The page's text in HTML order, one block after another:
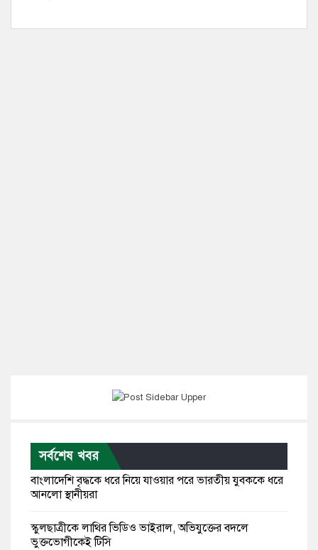
সর্বশেষ খবর
বাংলাদেশি বৃদ্ধকে ধরে নিয়ে যাওয়ার পরে ভারতীয় যুবককে ধরে
আনলো স্থানীয়রা
স্কুলছাত্রীকে লাথির ভিডিও ভাইরাল, অভিযুক্তের বদলে
ভুক্তভোগীকেই টিসি